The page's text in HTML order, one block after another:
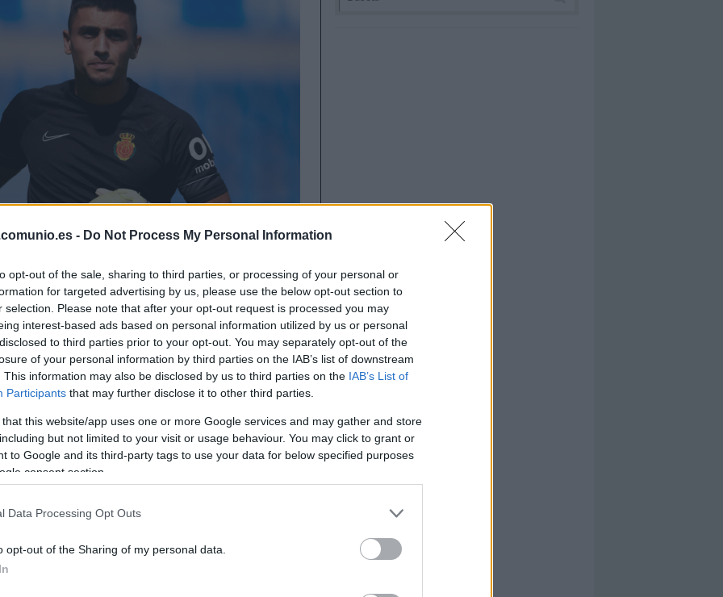
- Do Not Process My Personal Information
opt-out of the sale, sharing to third parties, or processing of your personal or
for targeted advertising by us, please use the below opt-out section to
selection. Please note that after your opt-out request is processed you may
interest-based ads based on personal information utilized by us or personal
to third parties prior to your opt-out. You may separately opt-out of the
of your personal information by third parties on the IAB’s list of downstream
This information may also be disclosed by us to third parties on the IAB’s List of
Participants that may further disclose it to other third parties.
that this website/app uses one or more Google services and may gather and store
but not limited to your visit or usage behaviour. You may click to grant or
to Google and its third-party tags to use your data for below specified purposes
consent section.
Data Processing Opt Outs
opt-out of the Sharing of my personal data.
con el fichaje de Leo Román. El guardameta
después de que el conjunto gallego abonara
indiscutible y muy recomendable en
categorías inferiores del Peña Deportiva antes de
con el primer equipo en la temporada 2021/22.
y una cesión en el Real Oviedo en la
nivel cada vez que ha tenido oportunidades,
y seguridad bajo palos. Ahora da el salto al
de rescisión de 9 millones de euros y firma